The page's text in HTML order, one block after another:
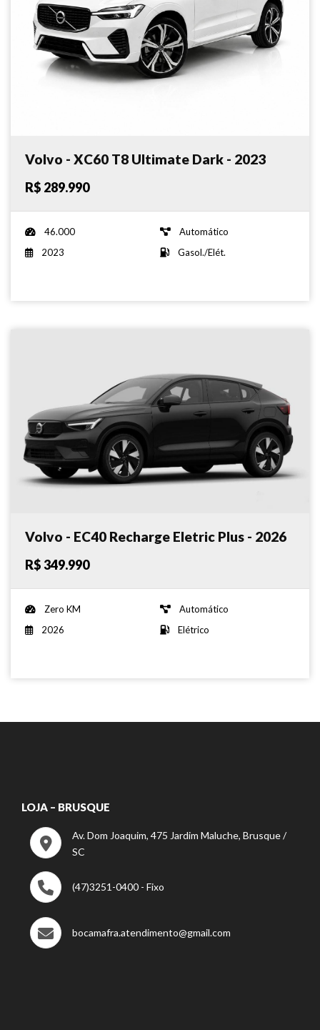
Volvo - XC60 T8 Ultimate Dark - 2023
R$ 289.990
46.000
Automático
2023
Gasol./Elét.
Volvo - EC40 Recharge Eletric Plus - 2026
R$ 349.990
Zero KM
Automático
2026
Elétrico
LOJA – BRUSQUE
Av. Dom Joaquim, 475 Jardim Maluche, Brusque /
SC
(47)3251-0400 - Fixo
bocamafra.atendimento@gmail.com